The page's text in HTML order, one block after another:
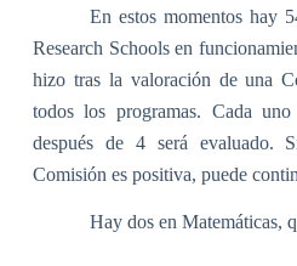
En estos momentos hay
Research Schools en
hizo tras la valoración de una
todos los programas. Cada
después de 4 será evaluado.
Comisión es positiva, puede
Hay dos en Matemáticas,